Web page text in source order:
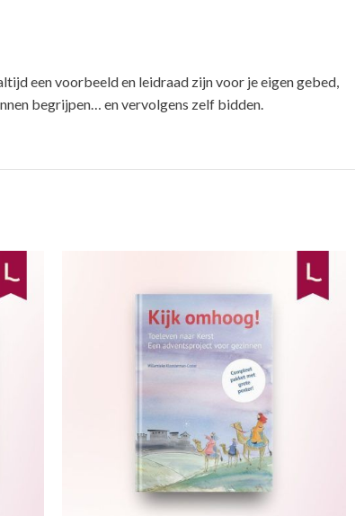
een voorbeeld en leidraad zijn voor je eigen gebed,
begrijpen… en vervolgens zelf bidden.